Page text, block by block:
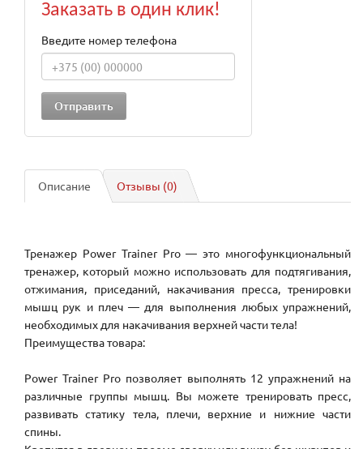
Заказать в один клик!
Введите номер телефона
Описание Отзывы (0)
Тренажер Power Trainer Pro — это многофункциональный
тренажер, который можно использовать для подтягивания,
отжимания, приседаний, накачивания пресса, тренировки
мышц рук и плеч — для выполнения любых упражнений,
необходимых для накачивания верхней части тела!
Преимущества товара:
Power Trainer Pro позволяет выполнять 12 упражнений на
различные группы мышц. Вы можете тренировать пресс,
развивать статику тела, плечи, верхние и нижние части
спины.